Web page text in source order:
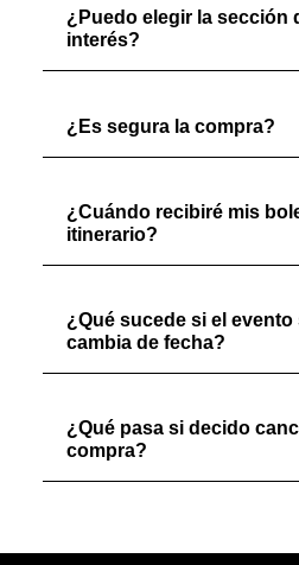
¿Puedo elegir la sección
interés?
¿Es segura la compra?
¿Cuándo recibiré mis
itinerario?
¿Qué sucede si el evento
cambia de fecha?
¿Qué pasa si decido
compra?